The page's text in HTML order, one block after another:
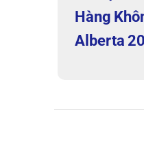
Hàng
Alberta